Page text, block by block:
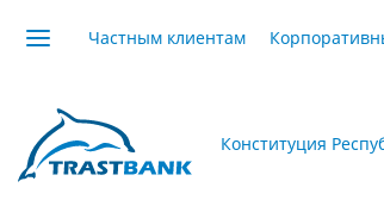
Частным клиентам
Конституция